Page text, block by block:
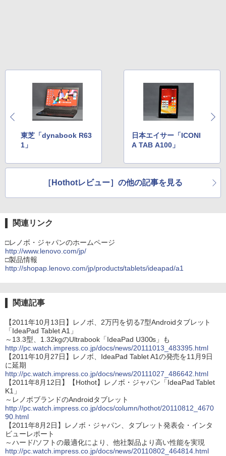
東芝「dynabook R63
1」
日本エイサー「ICONI
A TAB A100」
［Hothotレビュー］の他の記事を見る
関連リンク
□レノボ・ジャパンのホームページ
http://www.lenovo.com/jp/
□製品情報
http://shopap.lenovo.com/jp/products/tablets/ideapad/a1
関連記事
【2011年10月13日】レノボ、2万円を切る7型Androidタブレット
「IdeaPad Tablet A1」
～13.3型、1.32kgのUltrabook「IdeaPad U300s」も
http://pc.watch.impress.co.jp/docs/news/20111013_483395.html
【2011年10月27日】レノボ、IdeaPad Tablet A1の発売を11月9日
に延期
http://pc.watch.impress.co.jp/docs/news/20111027_486642.html
【2011年8月12日】【Hothot】レノボ・ジャパン「IdeaPad Tablet
K1」
～レノボブランドのAndroidタブレット
http://pc.watch.impress.co.jp/docs/column/hothot/20110812_4670
90.html
【2011年8月2日】レノボ・ジャパン、タブレット発表会・インタ
ビューレポート
～ハード/ソフトの最適化により、他社製品より高い性能を実現
http://pc.watch.impress.co.jp/docs/news/20110802_464814.html